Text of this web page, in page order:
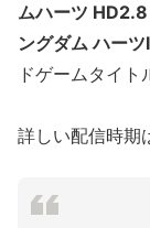
ムハーツ
ングダム ハーツ
ドゲームタイト
詳しい配信時期